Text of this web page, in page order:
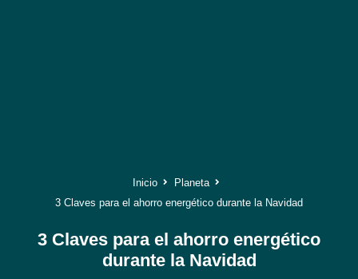
Inicio
Planeta
3 Claves para el ahorro energético durante la Navidad
3 Claves para el ahorro energético
durante la Navidad